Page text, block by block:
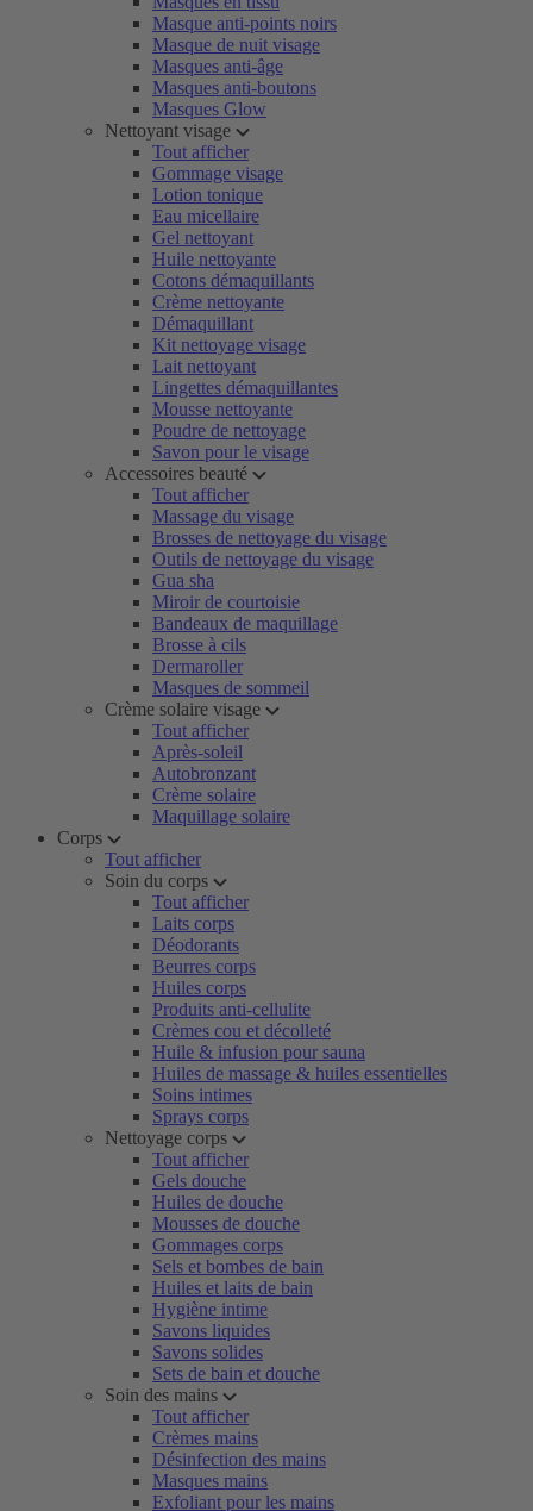
Masque anti-points noirs
Masque de nuit visage
Masques anti-âge
Masques anti-boutons
Masques Glow
Nettoyant visage
Tout afficher
Gommage visage
Lotion tonique
Eau micellaire
Gel nettoyant
Huile nettoyante
Cotons démaquillants
Crème nettoyante
Démaquillant
Kit nettoyage visage
Lait nettoyant
Lingettes démaquillantes
Mousse nettoyante
Poudre de nettoyage
Savon pour le visage
Accessoires beauté
Tout afficher
Massage du visage
Brosses de nettoyage du visage
Outils de nettoyage du visage
Gua sha
Miroir de courtoisie
Bandeaux de maquillage
Brosse à cils
Dermaroller
Masques de sommeil
Crème solaire visage
Tout afficher
Après-soleil
Autobronzant
Crème solaire
Maquillage solaire
Corps
Tout afficher
Soin du corps
Tout afficher
Laits corps
Déodorants
Beurres corps
Huiles corps
Produits anti-cellulite
Crèmes cou et décolleté
Huile & infusion pour sauna
Huiles de massage & huiles essentielles
Soins intimes
Sprays corps
Nettoyage corps
Tout afficher
Gels douche
Huiles de douche
Mousses de douche
Gommages corps
Sels et bombes de bain
Huiles et laits de bain
Hygiène intime
Savons liquides
Savons solides
Sets de bain et douche
Soin des mains
Tout afficher
Crèmes mains
Désinfection des mains
Masques mains
Exfoliant pour les mains